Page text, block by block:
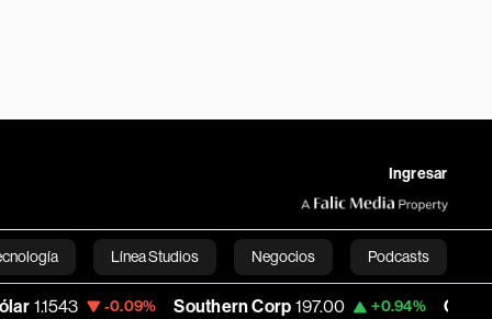
Ingresar
Línea Studios Negocios Podcasts
English
-0.09% Southern Corp 197.00 +0.94% Copa Holdings